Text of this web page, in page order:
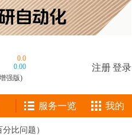
0.0
0.00
强版)
注册登录
服务一览 我的
比问题）